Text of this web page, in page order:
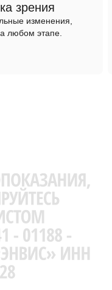
зрения
изменения,
любом этапе.